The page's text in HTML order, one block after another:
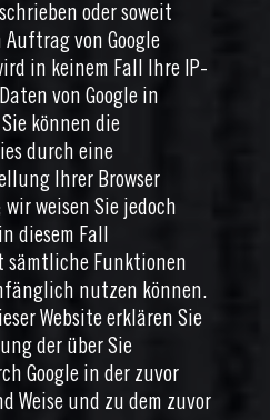
oder soweit
von Google
in keinem Fall Ihre IP-
von Google in
können die
durch eine
Ihrer Browser
weisen Sie jedoch
diesem Fall
sämtliche Funktionen
nutzen können.
Website erklären Sie
der über Sie
Google in der zuvor
Weise und zu dem zuvor